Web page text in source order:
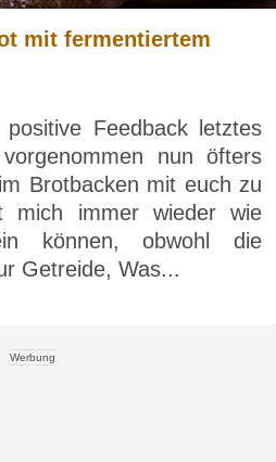
mit fermentiertem
Feedback letztes
nun öfters
Brotbacken mit euch zu
mich immer wieder wie
können, obwohl die
Getreide, Was...
Werbung